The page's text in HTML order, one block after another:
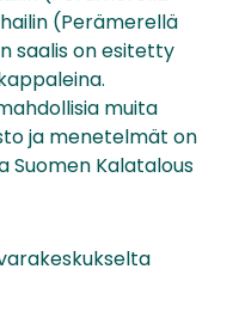
(Perämerellä
saalis on esitetty
muita
ja menetelmät on
Suomen Kalatalous